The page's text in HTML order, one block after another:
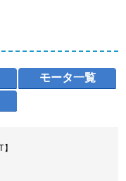
モータ一覧